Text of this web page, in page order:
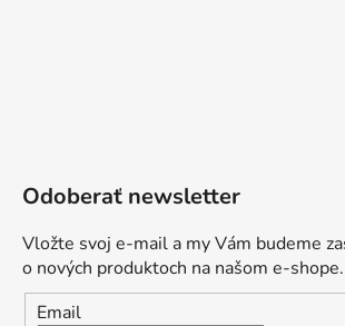
Odoberať newsletter
Vložte svoj e-mail a my Vám budeme
o nových produktoch na našom e-shope.
Email